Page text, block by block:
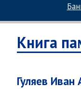
Книга
Гуляев Иван